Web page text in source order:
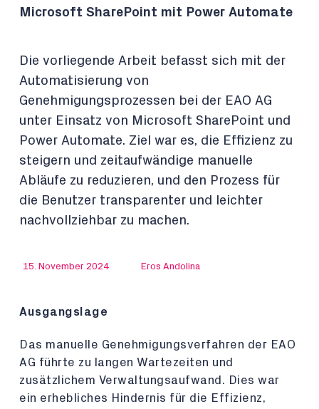
Microsoft SharePoint mit Power Automate
Die vorliegende Arbeit befasst sich mit der
Automatisierung von
Genehmigungsprozessen bei der EAO AG
unter Einsatz von Microsoft SharePoint und
Power Automate. Ziel war es, die Effizienz zu
steigern und zeitaufwändige manuelle
Abläufe zu reduzieren, und den Prozess für
die Benutzer transparenter und leichter
nachvollziehbar zu machen.
15. November 2024 Eros Andolina
Ausgangslage
Das manuelle Genehmigungsverfahren der EAO
AG führte zu langen Wartezeiten und
zusätzlichem Verwaltungsaufwand. Dies war
ein erhebliches Hindernis für die Effizienz,